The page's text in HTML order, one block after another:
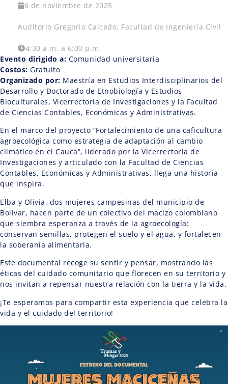
6 de noviembre de 2025
Auditorio Gregorio Caicedo, Facultad de Ingeniería Civil
4:30 a.m. a 6:00 p.m.
Evento dirigido a: Comunidad universitaria
Costos: Gratuito
Organizado por: Maestría en Estudios Interdisciplinarios del
Desarrollo y Doctorado de Etnobiología y Estudios
Bioculturales, Vicerrectoría de Investigaciones y la Facultad
de Ciencias Contables, Económicas y Administrativas.
En el marco del proyecto “Fortalecimiento de una caficultura
agroecológica como estrategia de adaptación al cambio
climático en el Cauca”, liderado por la Vicerrectoría de
Investigaciones y articulado con la Facultad de Ciencias
Contables, Económicas y Administrativas, llega una historia
que inspira.
Elba y Olivia, dos mujeres campesinas del municipio de
Bolívar, hacen parte de un colectivo del macizo colombiano
que siembra esperanza a través de la agroecología:
conservan semillas, protegen el suelo y el agua, y fortalecen
la soberanía alimentaria.
Este documental recoge su sentir y pensar, mostrando las
éticas del cuidado comunitario que florecen en su territorio y
nos invitan a repensar nuestra relación con la tierra y la vida.
¡Te esperamos para compartir esta experiencia que celebra la
vida y el cuidado del territorio!